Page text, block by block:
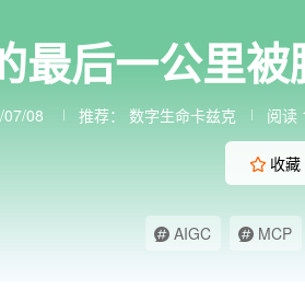
最后一公里
08 推荐： 数字生命卡兹克 阅读
收藏
AIGC MCP